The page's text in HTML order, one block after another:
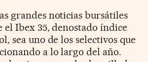
grandes noticias bursátiles
el Ibex 35, denostado índice
sea uno de los selectivos que
a lo largo del año.